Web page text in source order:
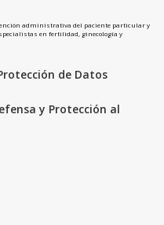
administrativa del paciente particular y
en fertilidad, ginecología y
de Datos
y Protección al